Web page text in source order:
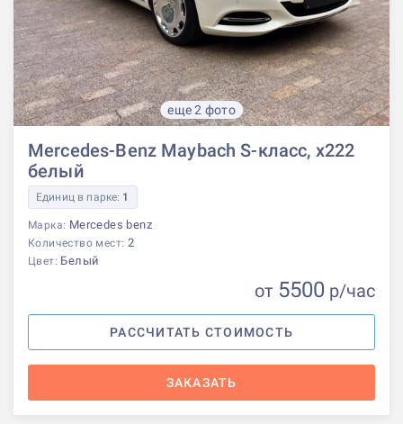
еще 2 фото
Mercedes-Benz Maybach S-класс, x222
белый
Единиц в парке: 1
Марка: Mercedes benz
Количество мест: 2
Цвет: Белый
от 5500 р/час
РАССЧИТАТЬ СТОИМОСТЬ
ЗАКАЗАТЬ